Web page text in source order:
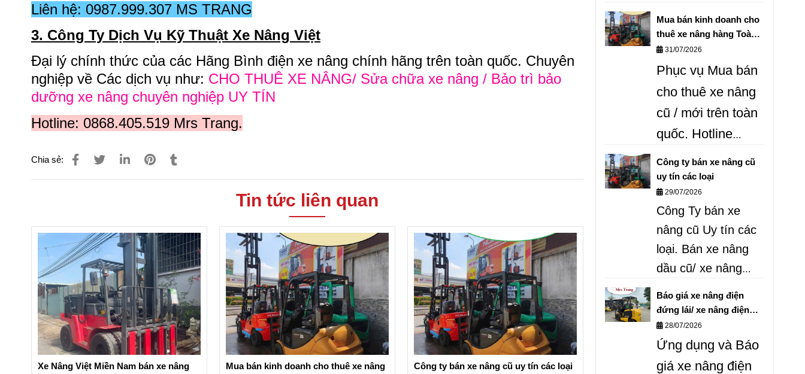
Liên hệ: 0987.999.307 MS TRANG
3. Công Ty Dịch Vụ Kỹ Thuật Xe Nâng Việt
Đại lý chính thức của các Hãng Bình điện xe nâng chính hãng trên toàn quốc. Chuyên
nghiệp về Các dịch vụ như: CHO THUÊ XE NÂNG/ Sửa chữa xe nâng / Bảo trì bảo
dưỡng xe nâng chuyên nghiệp UY TÍN
Hotline: 0868.405.519 Mrs Trang.
Chia sẻ:
Tin tức liên quan
Xe Nâng Việt Miền Nam bán xe nâng
Mua bán kinh doanh cho thuê xe nâng
Công ty bán xe nâng cũ uy tín các loại
nâng điện 1,5 tấn
cũ UY TÍN GIÁ
RẺ.dịch vụ cho
thuê xe nâng và
sửa chữa xe nâng
chuyên nghiệp
trên Toàn quốc
Mua bán kinh doanh cho
thuê xe nâng hàng Toàn
quốc
31/07/2026
Phục vụ Mua bán
cho thuê xe nâng
cũ / mới trên toàn
quốc. Hotline
0987.999.307 /
0868. 405.519
Trang.Mua bán
kinh doanh xe
nâng hàng các
loại UY tín giá tốt .
Công ty bán xe nâng cũ
uy tín các loại
29/07/2026
Công Ty bán xe
nâng cũ Uy tín các
loại. Bán xe nâng
dầu cũ/ xe nâng
gas cũ Gía rẻ toàn
quốc. Liên hệ
0987999307 Ms
Trang.
Báo giá xe nâng điện
đứng lái/ xe nâng điện
ngồi lái 0987999307
28/07/2026
Ứng dụng và Báo
giá xe nâng điện